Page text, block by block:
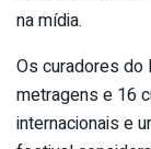
na mídia.
Os curadores do
metragens e 16
internacionais e